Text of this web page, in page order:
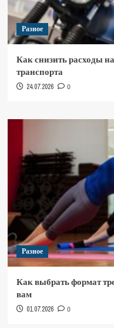
Разное
Как снизить расходы
транспорта
24.07.2026 0
Разное
Как выбрать формат
вам
01.07.2026 0